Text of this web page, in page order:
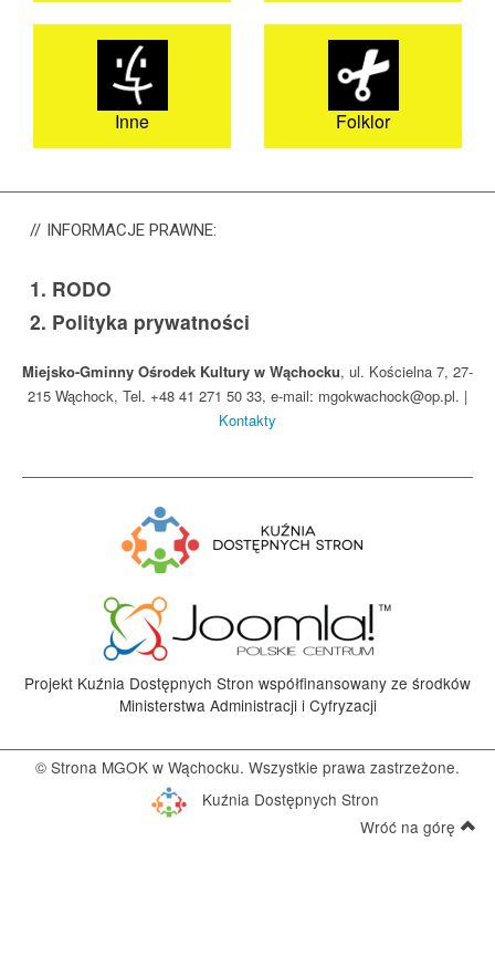
Inne Folklor
INFORMACJEPRAWNE:
1. RODO
2. Polityka prywatności
Miejsko-Gminny Ośrodek Kultury w Wąchocku, ul. Kościelna 7, 27-
215 Wąchock, Tel. +48 41 271 50 33, e-mail: mgokwachock@op.pl. |
Kontakty
Projekt Kuźnia Dostępnych Stron współfinansowany ze środków
Ministerstwa Administracji i Cyfryzacji
© Strona MGOK w Wąchocku. Wszystkie prawa zastrzeżone.
Kuźnia Dostępnych Stron
Wróć na górę